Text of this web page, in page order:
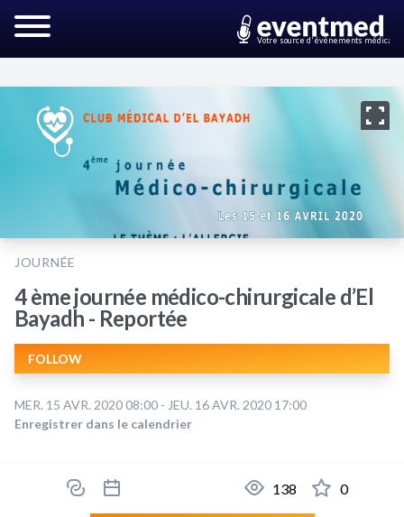
Votre source d'événements médicaux
JOURNÉE
4 ème journée médico-chirurgicale d’El
Bayadh - Reportée
FOLLOW
MER. 15 AVR. 2020 08:00 - JEU. 16 AVR. 2020 17:00
Enregistrer dans le calendrier
138 0